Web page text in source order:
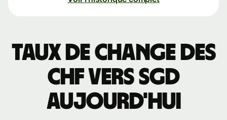
Taux de change des
CHF vers SGD
aujourd'hui